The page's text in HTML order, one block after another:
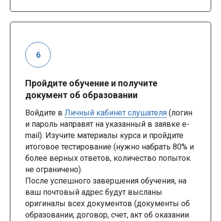
Пройдите обучение и получите
документ об образовании
Войдите в Личный кабинет слушателя (логин
и пароль направят на указанный в заявке e-
mail). Изучите материалы курса и пройдите
итоговое тестирование (нужно набрать 80% и
более верных ответов, количество попыток
не ограничено).
После успешного завершения обучения, на
ваш почтовый адрес будут высланы
оригиналы всех документов (документы об
образовании, договор, счет, акт об оказании